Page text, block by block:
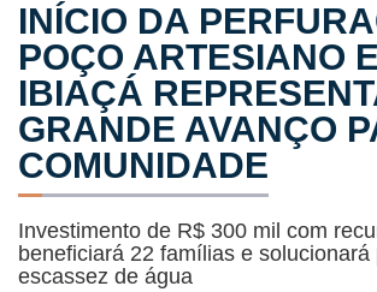
INÍCIO DA
POÇO ARTESIANO
IBIAÇÁ
GRANDE AVANÇO
COMUNIDADE
Investimento de R$ 300 mil com
beneficiará 22 famílias e solucionará
escassez de água